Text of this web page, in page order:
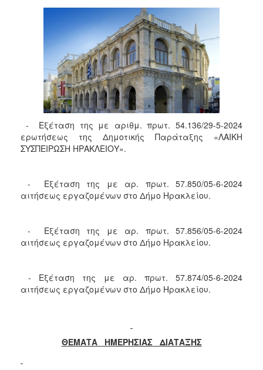
2011
2010
2006
ΔΗΜΟΤΗΣ
ΕΠΙΣΚΕΠΤΗΣ
- Εξέταση της με αριθμ. πρωτ. 54.136/29-5-2024
ερωτήσεως της Δημοτικής Παράταξης «ΛΑΙΚΗ
ΣΥΣΠΕΙΡΩΣΗ ΗΡΑΚΛΕΙΟΥ».
- Εξέταση της με αρ. πρωτ. 57.850/05-6-2024
αιτήσεως εργαζομένων στο Δήμο Ηρακλείου.
- Εξέταση της με αρ. πρωτ. 57.856/05-6-2024
αιτήσεως εργαζομένων στο Δήμο Ηρακλείου.
- Εξέταση της με αρ. πρωτ. 57.874/05-6-2024
αιτήσεως εργαζομένων στο Δήμο Ηρακλείου.
ΘΕΜΑΤΑ ΗΜΕΡΗΣΙΑΣ ΔΙΑΤΑΞΗΣ